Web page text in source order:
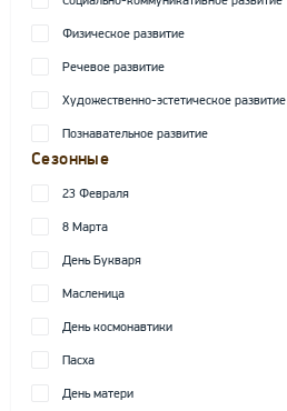
Физическое развитие
Речевое развитие
Художественно-эстетическое развитие
Познавательное развитие
Сезонные
23 Февраля
8 Марта
День Букваря
Масленица
День космонавтики
Пасха
День матери